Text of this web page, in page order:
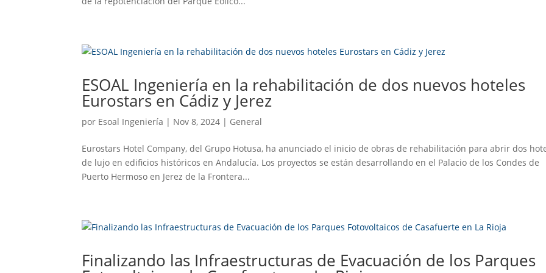
ESOAL Ingeniería en la rehabilitación de dos nuevos hoteles
Eurostars en Cádiz y Jerez
por Esoal Ingeniería | Nov 8, 2024 | General
Eurostars Hotel Company, del Grupo Hotusa, ha anunciado el inicio de obras de rehabilitación para abrir dos
de lujo en edificios históricos en Andalucía. Los proyectos se están desarrollando en el Palacio de los Condes de
Puerto Hermoso en Jerez de la Frontera...
Finalizando las Infraestructuras de Evacuación de los Parques